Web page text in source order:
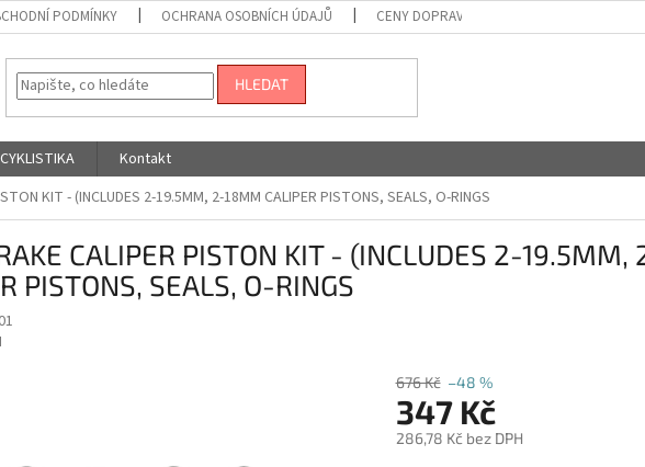
PODMÍNKY OCHRANA OSOBNÍCH ÚDAJŮ CENY DOPRAVY
HLEDAT
CYKLISTIKA
Kontakt
KIT - (INCLUDES 2-19.5MM, 2-18MM CALIPER PISTONS, SEALS, O-RINGS
CALIPER PISTON KIT - (INCLUDES 2-
PISTONS, SEALS, O-RINGS
676 Kč –48 %
347 Kč
286,78 Kč bez DPH